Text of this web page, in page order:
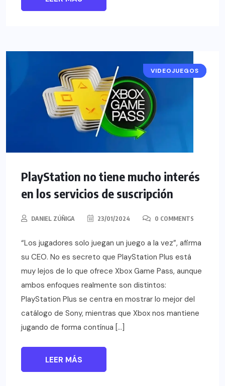
NOTICIAS
VIDEOJUEGOS
PlayStation no tiene mucho interés
en los servicios de suscripción
DANIEL ZÚÑIGA 23/01/2024 0 COMMENTS
“Los jugadores solo juegan un juego a la vez”, afirma
su CEO. No es secreto que PlayStation Plus está
muy lejos de lo que ofrece Xbox Game Pass, aunque
ambos enfoques realmente son distintos:
PlayStation Plus se centra en mostrar lo mejor del
catálogo de Sony, mientras que Xbox nos mantiene
jugando de forma contínua […]
LEER MÁS